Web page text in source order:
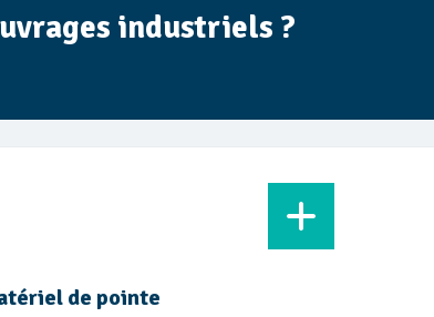
industriels ?
de pointe